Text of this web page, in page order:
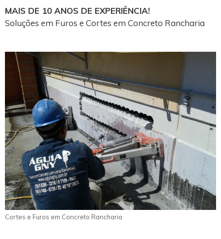
MAIS DE 10 ANOS DE EXPERIÊNCIA!
Soluções em Furos e Cortes em Concreto Rancharia
Cortes e Furos em Concreto Rancharia